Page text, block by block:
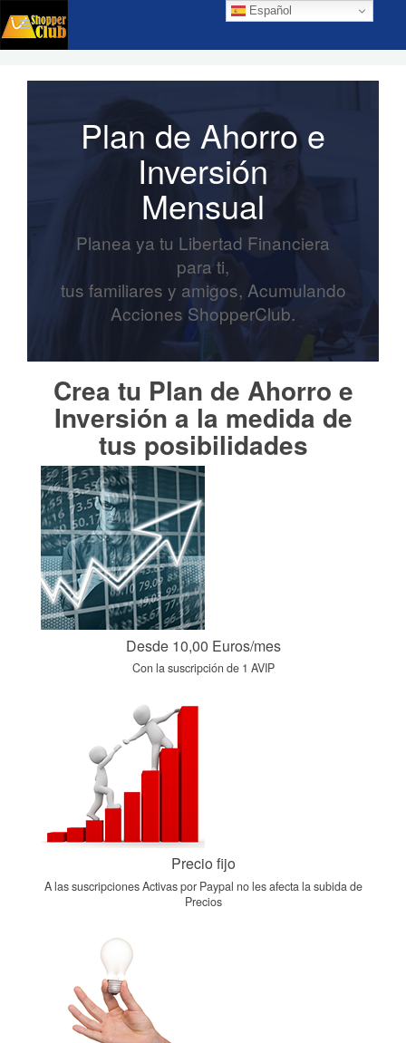
Español
Plan de Ahorro e
Inversión
Mensual
Planea ya tu Libertad Financiera
para ti,
tus familiares y amigos, Acumulando
Acciones ShopperClub.
Crea tu Plan de Ahorro e
Inversión a la medida de
tus posibilidades
Desde 10,00 Euros/mes
Con la suscripción de 1 AVIP
Precio fijo
A las suscripciones Activas por Paypal no les afecta la subida de
Precios